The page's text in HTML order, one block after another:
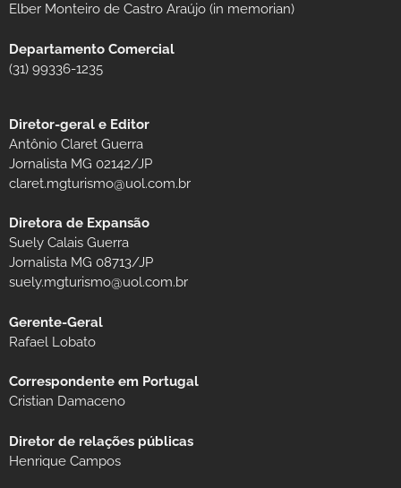
Elber Monteiro de Castro Araújo (in memorian)
Departamento Comercial
(31) 99336-1235
Diretor-geral e Editor
Antônio Claret Guerra
Jornalista MG 02142/JP
claret.mgturismo@uol.com.br
Diretora de Expansão
Suely Calais Guerra
Jornalista MG 08713/JP
suely.mgturismo@uol.com.br
Gerente-Geral
Rafael Lobato
Correspondente em Portugal
Cristian Damaceno
Diretor de relações públicas
Henrique Campos